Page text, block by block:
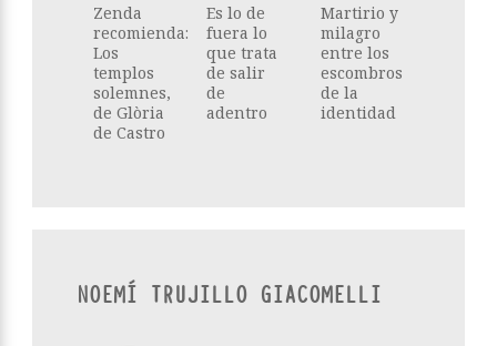
Zenda
recomienda:
Los
templos
solemnes,
de Glòria
de Castro
Es lo de
fuera lo
que trata
de salir
de
adentro
Martirio y
milagro
entre los
escombros
de la
identidad
NOEMÍ TRUJILLO GIACOMELLI